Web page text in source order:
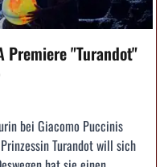
Premiere "Turandot"
bei Giacomo Puccinis
Turandot will sich